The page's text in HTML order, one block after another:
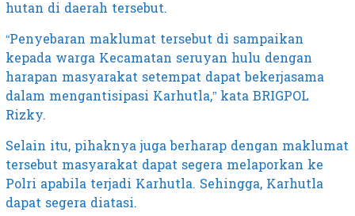
hutan di daerah tersebut.
“Penyebaran maklumat tersebut di sampaikan
kepada warga Kecamatan seruyan hulu dengan
harapan masyarakat setempat dapat bekerjasama
dalam mengantisipasi Karhutla,” kata BRIGPOL
Rizky.
Selain itu, pihaknya juga berharap dengan maklumat
tersebut masyarakat dapat segera melaporkan ke
Polri apabila terjadi Karhutla. Sehingga, Karhutla
dapat segera diatasi.